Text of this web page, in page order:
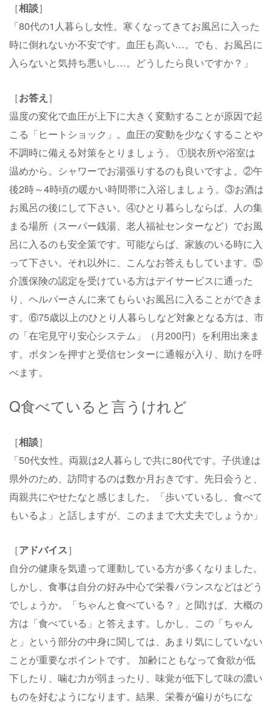
［相談］
「80代の1人暮らし女性。寒くなってきてお風呂に入った
時に倒れないか不安です。血圧も高い…。でも、お風呂に
入らないと気持ち悪いし…。どうしたら良いですか？」
［お答え ］
温度の変化で血圧が上下に大きく変動することが原因で起
こる「ヒートショック」。血圧の変動を少なくすることや
不調時に備える対策をとりましょう。 ①脱衣所や浴室は
温めから。シャワーでお湯張りするのも良いですよ。②午
後2時～4時頃の暖かい時間帯に入浴しましょう。③お酒は
お風呂の後にして下さい。④ひとり暮らしならば、人の集
まる場所（スーパー銭湯、老人福祉センターなど）でお風
呂に入るのも安全策です。可能ならば、家族のいる時に入
って下さい。それ以外に、こんなお答えもしています。⑤
介護保険の認定を受けている方はデイサービスに通った
り、ヘルパーさんに来てもらいお風呂に入ることができま
す。⑥75歳以上のひとり人暮らしなど対象となる方は、市
の「在宅見守り安心システム」（月200円）を利用出来ま
す。ボタンを押すと受信センターに通報が入り、助けを呼
べます。
Q食べていると言うけれど
［相談］
「50代女性。両親は2人暮らしで共に80代です。子供達は
県外のため、訪問するのは数か月おきです。先日会うと、
両親共にやせたなと感じました。「歩いているし、食べて
もいるよ」と話しますが、このままで大丈夫でしょうか」
［アドバイス］
自分の健康を気遣って運動している方が多くなりました。
しかし、食事は自分の好み中心で栄養バランスなどはどう
でしょうか。「ちゃんと食べている？」と聞けば、大概の
方は「食べている」と答えます。しかし、この「ちゃん
と」という部分の中身に関しては、あまり気にしていない
ことが重要なポイントです。 加齢にともなって食欲が低
下したり、噛む力が弱まったり、味覚が低下して味の濃い
ものを好むようになります。結果、栄養が偏りがちにな